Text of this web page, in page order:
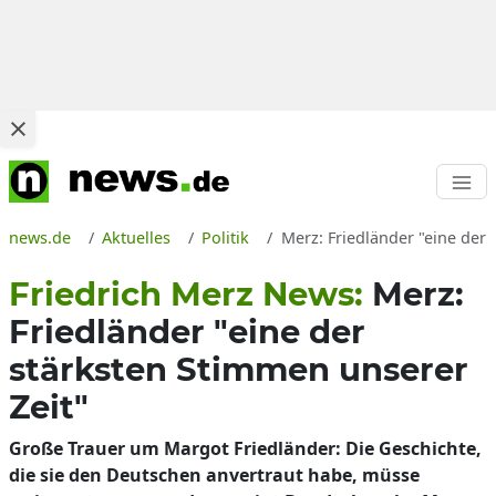
news.de Aktuelles Politik Merz: Friedländer "eine der
Friedrich Merz News: Merz:
Friedländer "eine der
stärksten Stimmen unserer
Zeit"
Große Trauer um Margot Friedländer: Die Geschichte,
die sie den Deutschen anvertraut habe, müsse